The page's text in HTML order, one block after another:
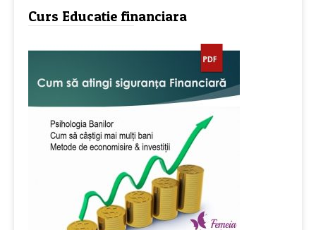
Curs Educatie financiara